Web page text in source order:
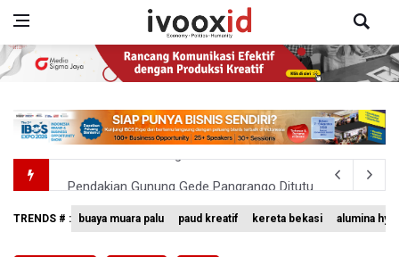
Pendakian Gunung Gede Pangrango Ditutup karena
Menkomdigi Sebut Kehadiran AI Factory Perkuat Posisi
TRENDS # : buaya muara palu paud kreatif kereta bekasi alumina